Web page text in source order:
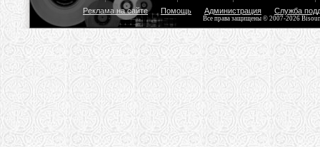
Реклама на сайте Помощь Администрация Служба
Все права защищены © 2007-2026